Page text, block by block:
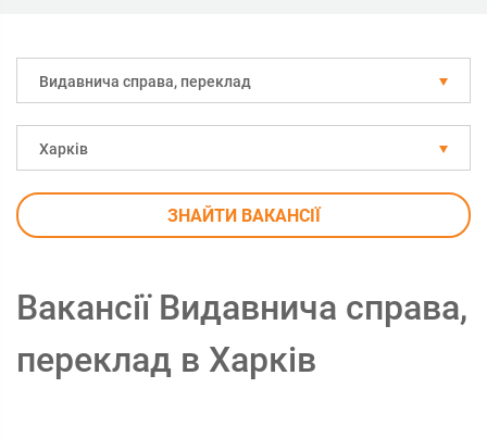
Видавнича справа, переклад
Харків
ЗНАЙТИ ВАКАНСІЇ
Вакансії Видавнича справа,
переклад в Харків